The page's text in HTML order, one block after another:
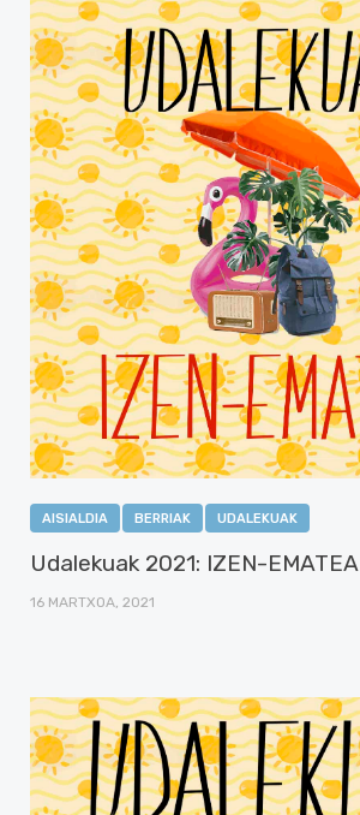
AISIALDIA BERRIAK UDALEKUAK
Udalekuak 2021: IZEN-EMATEA
16 MARTXOA, 2021